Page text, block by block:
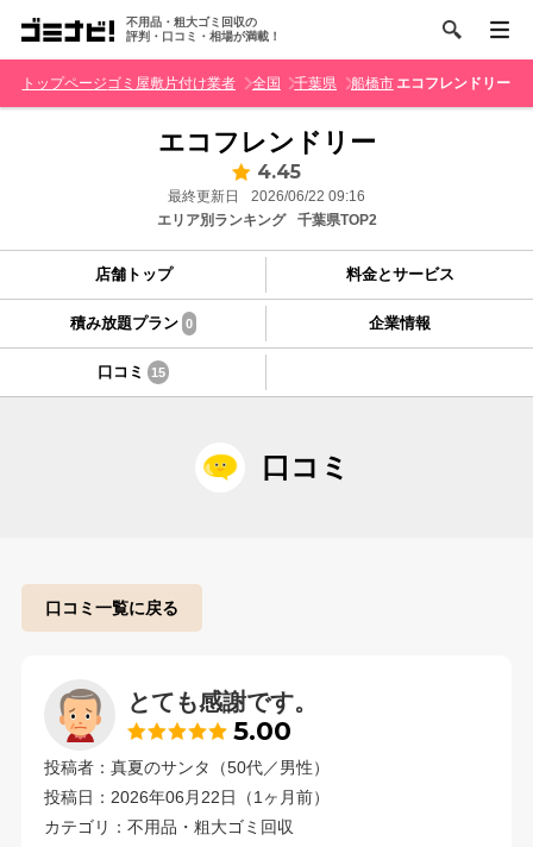
不用品・粗大ゴミ回収の
評判・口コミ・相場が満載！
トップページゴミ屋敷片付け業者 全国 千葉県 船橋市 エコフレンドリー
エコフレンドリー
4.45
最終更新日
2026/06/22 09:16
エリア別ランキング
千葉県TOP2
店舗トップ 料金とサービス
積み放題プラン 0 企業情報
口コミ 15
口コミ
口コミ一覧に戻る
とても感謝です。
5.00
投稿者：真夏のサンタ（50代／男性）
投稿日：2026年06月22日（1ヶ月前）
カテゴリ：不用品・粗大ゴミ回収